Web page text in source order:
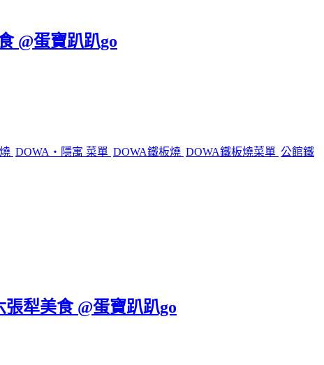
@蛋寶趴趴go
DOWA・隱寓 菜單 DOWA鐵板燒 DOWA鐵板燒菜單 公館鐵
犁美食 @蛋寶趴趴go